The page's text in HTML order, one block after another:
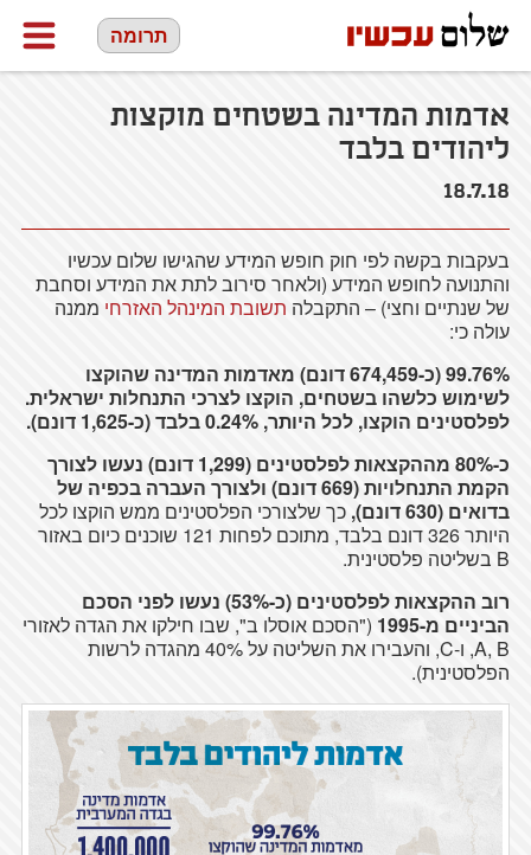
תרומה
אדמות המדינה בשטחים מוקצות
ליהודים בלבד
18.7.18
בעקבות בקשה לפי חוק חופש המידע שהגישו שלום עכשיו
והתנועה לחופש המידע (ולאחר סירוב לתת את המידע וסחבת
של שנתיים וחצי) – התקבלה תשובת המינהל האזרחי ממנה
עולה כי:
99.76% (כ-674,459 דונם) מאדמות המדינה שהוקצו
לשימוש כלשהו בשטחים, הוקצו לצרכי התנחלות ישראלית.
לפלסטינים הוקצו, לכל היותר, 0.24% בלבד (כ-1,625 דונם).
כ-80% מההקצאות לפלסטינים (1,299 דונם) נעשו לצורך
הקמת התנחלויות (669 דונם) ולצורך העברה בכפיה של
בדואים (630 דונם),
כך שלצורכי הפלסטינים ממש הוקצו לכל
היותר 326 דונם בלבד, מתוכם לפחות 121 שוכנים כיום באזור
B בשליטה פלסטינית.
רוב ההקצאות לפלסטינים (כ-53%) נעשו לפני הסכם
הביניים מ-1995
("הסכם אוסלו ב", שבו חילקו את הגדה לאזורי
A, B, ו-C, והעבירו את השליטה על 40% מהגדה לרשות
הפלסטינית).